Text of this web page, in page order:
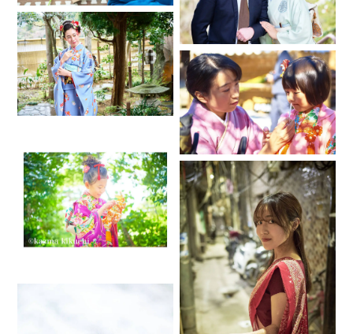
https://fotowa.com/faq/?
cat=44#%E6%9D%B1%E4%BA%AC%E9%83%BD
❇︎お写真に写られる方全員のお召し物(お着物、ドレス、お私
服、おそろいなど)
❇︎お宮参りの方は掛け着のレンタルの有無
❇︎お宮参りで祖父母様方が参加される際はどなたが掛け着をお
❇︎ご祈祷やお食事など前後にご予定がある場合は、その予定時
間
❇︎撮影したお写真のフォトワ及び私自身のサイトでのポートフ
ォリオ使用可否(撮影した全ての写真OK、子供のみOK、祖父
母さまはNGなど)
❇︎ありましたら、この様な写真撮りたいなどのイメージや、ご
希望のカットなど事前にご教示下さい。
当日ですと対応できかねる場合もございます。ご親族様方の
集合写真の組み合わせも同様になります。